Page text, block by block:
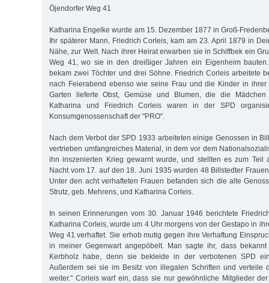
Öjendorfer Weg 41
Katharina Engelke wurde am 15. Dezember 1877 in Groß-
Ihr späterer Mann, Friedrich Corleis, kam am 23. April 1879 in
Nähe, zur Welt. Nach ihrer Heirat erwarben sie in Schiffbek ein
Weg 41, wo sie in den dreißiger Jahren ein Eigenheim
bekam zwei Töchter und drei Söhne. Friedrich Corleis arbeitete
nach Feierabend ebenso wie seine Frau und die Kinder in ihrer
Garten lieferte Obst, Gemüse und Blumen, die die Mädchen
Katharina und Friedrich Corleis waren in der SPD
Konsumgenossenschaft der "PRO".
Nach dem Verbot der SPD 1933 arbeiteten einige Genossen in
vertrieben umfangreiches Material, in dem vor dem
ihn ins­zenierten Krieg gewarnt wurde, und stellten es zum Teil
Nacht vom 17. auf den 18. Juni 1935 wurden 48 Bill­stedter
Unter den acht verhafteten Frauen befanden sich die alte
Strutz, geb. Mehrens, und Katharina Corleis.
In seinen Erinnerungen vom 30. Januar 1946 berichtete
Ka­tha­­­rina Corleis, wurde um 4 Uhr morgens von der Gestapo in
Weg 41 verhaftet. Sie erhob mutig gegen ihre Verhaftung
in meiner Gegenwart angepöbelt. Man sagte ihr, dass
Kerbholz habe, denn sie bekleide in der verbotenen SPD
Außerdem sei sie im Besitz von illegalen Schriften und verteile
weiter." Corleis warf ein, dass sie nur gewöhnliche Mitglieder